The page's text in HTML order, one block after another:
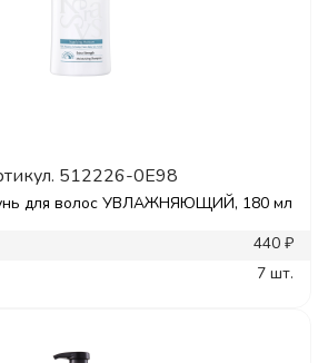
512226-0E98
для волос УВЛАЖНЯЮЩИЙ, 180 мл
440 ₽
7 шт.